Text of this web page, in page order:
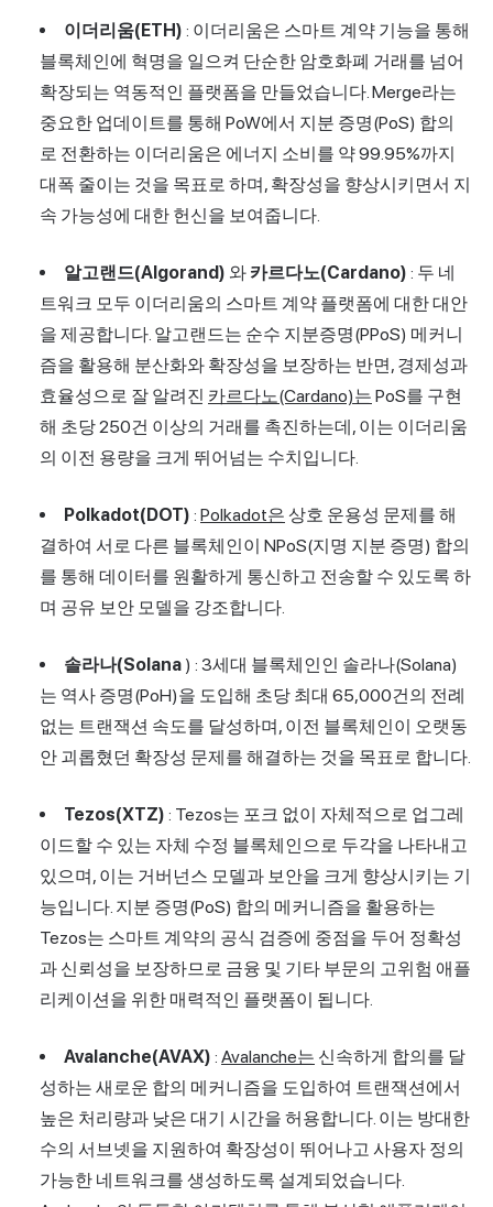
이더리움(ETH) : 이더리움은 스마트 계약 기능을 통해
블록체인에 혁명을 일으켜 단순한 암호화폐 거래를 넘어
확장되는 역동적인 플랫폼을 만들었습니다. Merge라는
중요한 업데이트를 통해 PoW에서 지분 증명(PoS) 합의
로 전환하는 이더리움은 에너지 소비를 약 99.95%까지
대폭 줄이는 것을 목표로 하며, 확장성을 향상시키면서 지
속 가능성에 대한 헌신을 보여줍니다.
알고랜드(Algorand) 와 카르다노(Cardano) : 두 네
트워크 모두 이더리움의 스마트 계약 플랫폼에 대한 대안
을 제공합니다. 알고랜드는 순수 지분증명(PPoS) 메커니
즘을 활용해 분산화와 확장성을 보장하는 반면, 경제성과
효율성으로 잘 알려진 카르다노(Cardano)는 PoS를 구현
해 초당 250건 이상의 거래를 촉진하는데, 이는 이더리움
의 이전 용량을 크게 뛰어넘는 수치입니다.
Polkadot(DOT) : Polkadot은 상호 운용성 문제를 해
결하여 서로 다른 블록체인이 NPoS(지명 지분 증명) 합의
를 통해 데이터를 원활하게 통신하고 전송할 수 있도록 하
며 공유 보안 모델을 강조합니다.
솔라나(Solana ) : 3세대 블록체인인 솔라나(Solana)
는 역사 증명(PoH)을 도입해 초당 최대 65,000건의 전례
없는 트랜잭션 속도를 달성하며, 이전 블록체인이 오랫동
안 괴롭혔던 확장성 문제를 해결하는 것을 목표로 합니다.
Tezos(XTZ) : Tezos는 포크 없이 자체적으로 업그레
이드할 수 있는 자체 수정 블록체인으로 두각을 나타내고
있으며, 이는 거버넌스 모델과 보안을 크게 향상시키는 기
능입니다. 지분 증명(PoS) 합의 메커니즘을 활용하는
Tezos는 스마트 계약의 공식 검증에 중점을 두어 정확성
과 신뢰성을 보장하므로 금융 및 기타 부문의 고위험 애플
리케이션을 위한 매력적인 플랫폼이 됩니다.
Avalanche(AVAX) : Avalanche는 신속하게 합의를 달
성하는 새로운 합의 메커니즘을 도입하여 트랜잭션에서
높은 처리량과 낮은 대기 시간을 허용합니다. 이는 방대한
수의 서브넷을 지원하여 확장성이 뛰어나고 사용자 정의
가능한 네트워크를 생성하도록 설계되었습니다.